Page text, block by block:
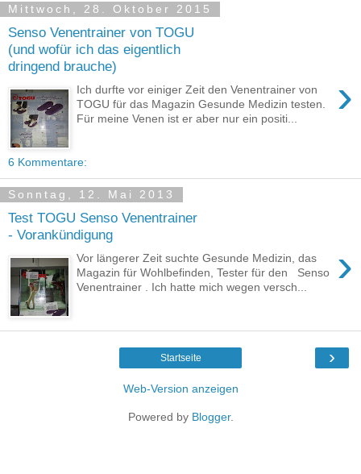
Mittwoch, 28. Oktober 2015
Senso Venentrainer von TOGU
(und wofür ich das eigentlich
dringend brauche)
›
Ich durfte vor einiger Zeit den Venentrainer von
TOGU für das Magazin Gesunde Medizin testen.
Für meine Venen ist er aber nur ein positi...
6 Kommentare:
Sonntag, 12. Mai 2013
Test TOGU Senso Venentrainer
- Vorankündigung
›
Vor längerer Zeit suchte Gesunde Medizin, das
Magazin für Wohlbefinden, Tester für den Senso
Venentrainer . Ich hatte mich wegen versch...
›
Startseite
Web-Version anzeigen
Powered by Blogger.